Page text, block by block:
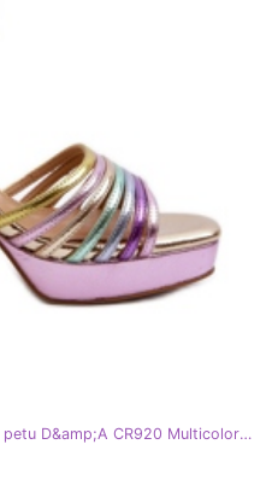
S.Barski Ženske sandale na visoku petu D&amp;A CR920 Multicolor ljubičasta